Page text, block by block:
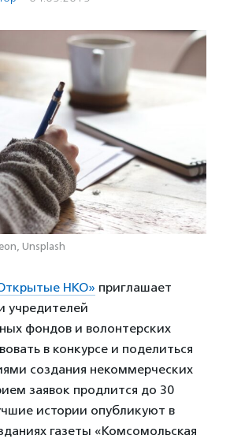
Unsplash
НКО» приглашает
учредителей
фондов и волонтерских
в конкурсе и поделиться
создания некоммерческих
заявок продлится до 30
истории опубликуют в
газеты «Комсомольская